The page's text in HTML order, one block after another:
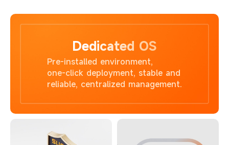
Dedicated OS
Pre-installed environment,
one-click deployment, stable and
reliable, centralized management.